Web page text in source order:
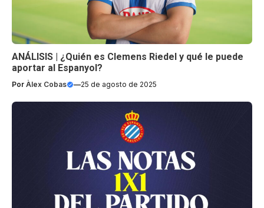
ANÁLISIS | ¿Quién es Clemens Riedel y qué le puede
aportar al Espanyol?
Por Àlex Cobas —25 de agosto de 2025